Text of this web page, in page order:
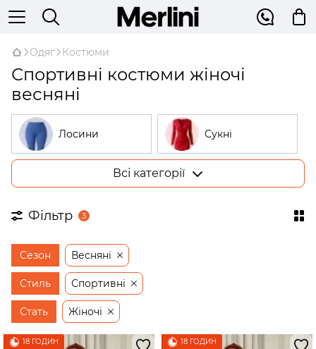
Одяг Костюми
Спортивні костюми жіночі
весняні
Лосини Сукні
Піжами
Сорочки
Штани
Всі категорії
Фільтр 3
Сезон Весняні
Стиль Спортивні
Стать Жіночі
18 ГОДИН
18 ГОДИН